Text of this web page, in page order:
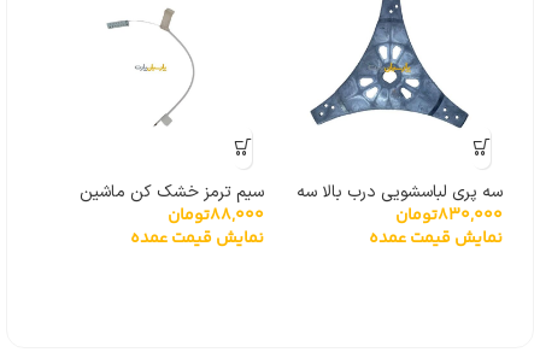
سه پری لباسشویی درب بالا سه
پیچ
830,000تومان
نمایش قیمت عمده
سیم ترمز خشک کن ماشین
لباسشویی
88,000تومان
نمایش قیمت عمده